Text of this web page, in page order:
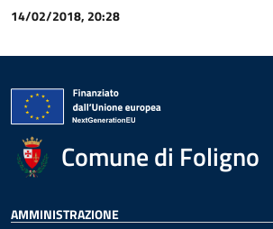
14/02/2018, 20:28
Comune di Foligno
AMMINISTRAZIONE